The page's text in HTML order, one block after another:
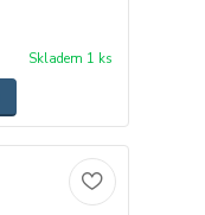
Skladem 1 ks